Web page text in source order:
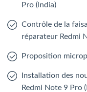
Pro (India)
Contrôle de la
réparateur Redmi
Proposition
Installation des
Redmi Note 9 Pro